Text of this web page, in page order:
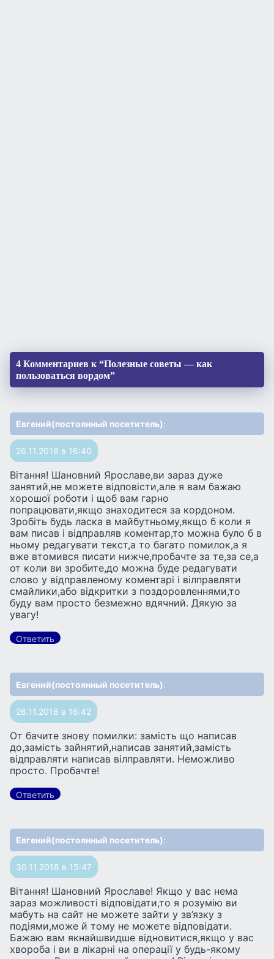
4 Комментариев к “Полезные советы — как
пользоваться вордом”
Евгений(постоянный посетитель):
26.11.2018 в 16:40
Вiтання! Шановний Ярославе,ви зараз дуже
занятий,не можете вiдповiсти,але я вам бажаю
хорошоï роботи i щоб вам гарно
попрацювати,якщо знаходитеся за кордоном.
Зробiть будь ласка в майбутньому,якщо б коли я
вам писав i вiдправляв коментар,то можна було б в
ньому редагувати текст,а то багато помилок,а я
вже втомився писати нижче,пробачте за те,за се,а
от коли ви зробите,до можна буде редагувати
слово у вiдправленому коментарi i вiлправляти
смайлики,або вiдкритки з поздоровленнями,то
буду вам просто безмежно вдячний. Дякую за
увагу!
Ответить
Евгений(постоянный посетитель):
26.11.2018 в 16:42
От бачите знову помилки: замiсть що написав
до,замiсть зайнятий,написав занятий,замiсть
вiдправляти написав вiлправляти. Неможливо
просто. Пробачте!
Ответить
Евгений(постоянный посетитель):
30.11.2018 в 15:47
Вiтання! Шановний Ярославе! Якщо у вас нема
зараз можливостi вiдповiдати,то я розумiю ви
мабуть на сайт не можете зайти у зв’язку з
подiями,може й тому не можете вiдповiдати.
Бажаю вам якнайшвидше вiдновитися,якщо у вас
хвороба i ви в лiкарнi на операцiï у будь-якому